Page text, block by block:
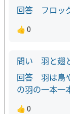
フロッ
👍 0
羽と翅
羽は鳥
の羽の一本一
👍 0